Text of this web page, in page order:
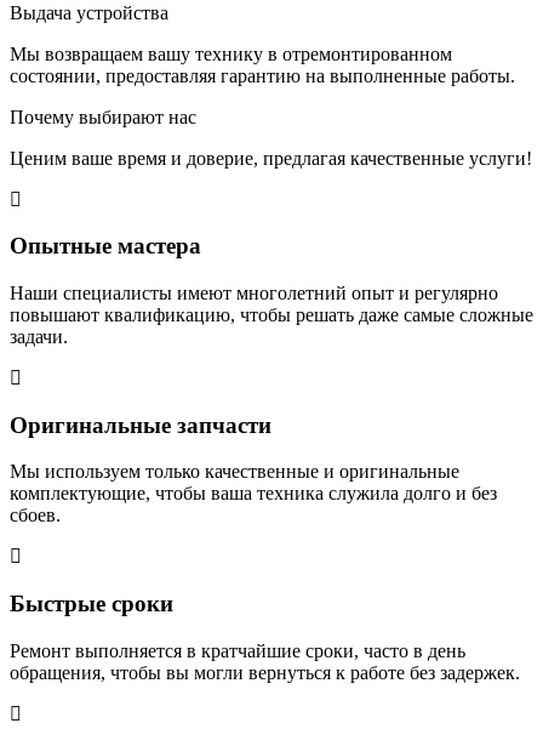
Выдача устройства
Мы возвращаем вашу технику в отремонтированном
состоянии, предоставляя гарантию на выполненные работы.
Почему выбирают нас
Ценим ваше время и доверие, предлагая качественные услуги!
Опытные мастера
Наши специалисты имеют многолетний опыт и регулярно
повышают квалификацию, чтобы решать даже самые сложные
задачи.
Оригинальные запчасти
Мы используем только качественные и оригинальные
комплектующие, чтобы ваша техника служила долго и без
сбоев.
Быстрые сроки
Ремонт выполняется в кратчайшие сроки, часто в день
обращения, чтобы вы могли вернуться к работе без задержек.